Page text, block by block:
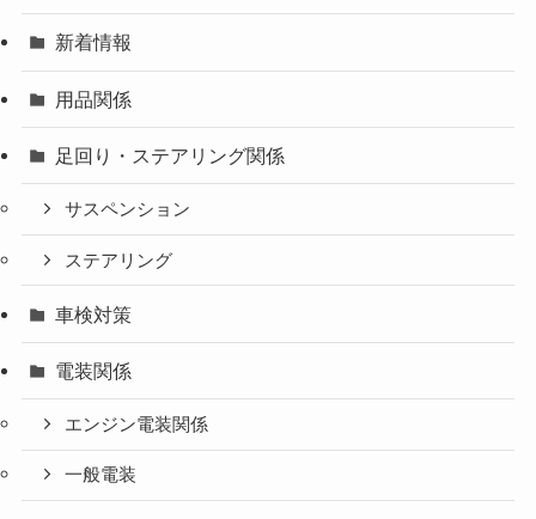
新着情報
用品関係
足回り・ステアリング関係
サスペンション
ステアリング
車検対策
電装関係
エンジン電装関係
一般電装